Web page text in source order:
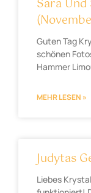
Sara
Guten Tag
schönen
Hammer
MEHR LESEN »
Judytas
Liebes